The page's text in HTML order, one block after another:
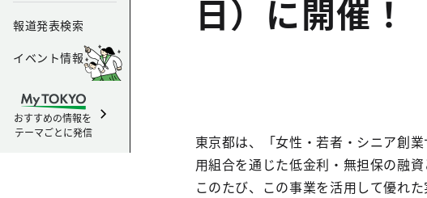
報道発表検索
イベント情報
おすすめの情報を
テーマごとに発信
日）に開催！
東京都は、「女性・若者・シニア創
用組合を通じた低金利・無担保の融
このたび、この事業を活用して優れ